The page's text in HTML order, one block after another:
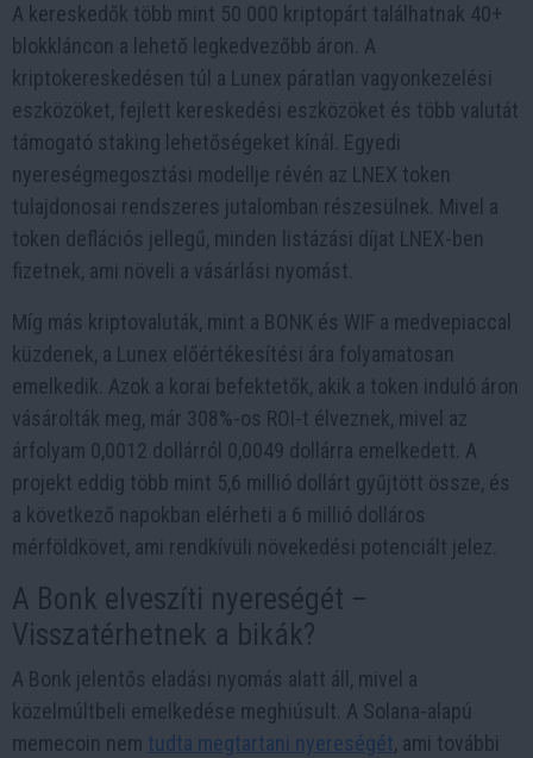
A kereskedők több mint 50 000 kriptopárt találhatnak 40+
blokkláncon a lehető legkedvezőbb áron. A
kriptokereskedésen túl a Lunex páratlan vagyonkezelési
eszközöket, fejlett kereskedési eszközöket és több valutát
támogató staking lehetőségeket kínál. Egyedi
nyereségmegosztási modellje révén az LNEX token
tulajdonosai rendszeres jutalomban részesülnek. Mivel a
token deflációs jellegű, minden listázási díjat LNEX-ben
fizetnek, ami növeli a vásárlási nyomást.
Míg más kriptovaluták, mint a BONK és WIF a medvepiaccal
küzdenek, a Lunex előértékesítési ára folyamatosan
emelkedik. Azok a korai befektetők, akik a token induló áron
vásárolták meg, már 308%-os ROI-t élveznek, mivel az
árfolyam 0,0012 dollárról 0,0049 dollárra emelkedett. A
projekt eddig több mint 5,6 millió dollárt gyűjtött össze, és
a következő napokban elérheti a 6 millió dolláros
mérföldkövet, ami rendkívüli növekedési potenciált jelez.
A Bonk elveszíti nyereségét –
Visszatérhetnek a bikák?
A Bonk jelentős eladási nyomás alatt áll, mivel a
közelmúltbeli emelkedése meghiúsult. A Solana-alapú
memecoin nem tudta megtartani nyereségét, ami további